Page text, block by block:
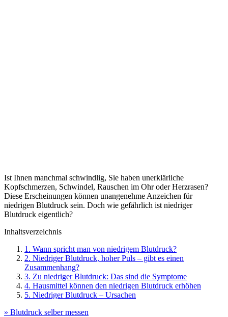
Ist Ihnen manchmal schwindlig, Sie haben unerklärliche
Kopfschmerzen, Schwindel, Rauschen im Ohr oder Herzrasen?
Diese Erscheinungen können unangenehme Anzeichen für
niedrigen Blutdruck sein. Doch wie gefährlich ist niedriger
Blutdruck eigentlich?
Inhaltsverzeichnis
1. Wann spricht man von niedrigem Blutdruck?
2. Niedriger Blutdruck, hoher Puls – gibt es einen
Zusammenhang?
3. Zu niedriger Blutdruck: Das sind die Symptome
4. Hausmittel können den niedrigen Blutdruck erhöhen
5. Niedriger Blutdruck – Ursachen
» Blutdruck selber messen